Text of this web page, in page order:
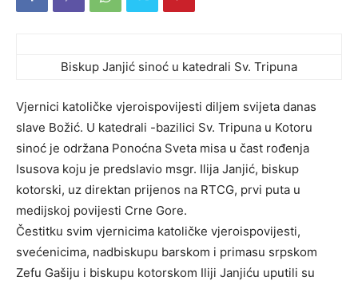
Biskup Janjić sinoć u katedrali Sv. Tripuna
Vjernici katoličke vjeroispovijesti diljem svijeta danas
slave Božić. U katedrali -bazilici Sv. Tripuna u Kotoru
sinoć je održana Ponoćna Sveta misa u čast rođenja
Isusova koju je predslavio msgr. Ilija Janjić, biskup
kotorski, uz direktan prijenos na RTCG, prvi puta u
medijskoj povijesti Crne Gore.
Čestitku svim vjernicima katoličke vjeroispovijesti,
svećenicima, nadbiskupu barskom i primasu srpskom
Zefu Gašiju i biskupu kotorskom Iliji Janjiću uputili su